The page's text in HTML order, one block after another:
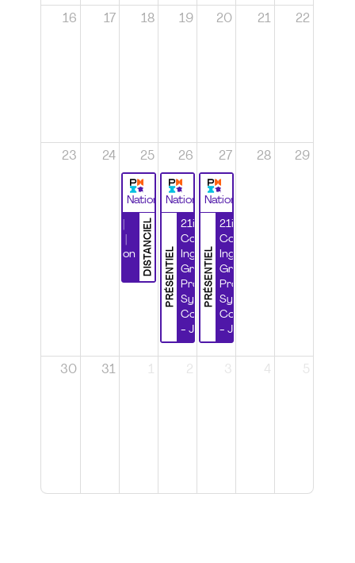
16 17 18 19 20 21 22
23 24 25
National
DISTANCIEL
Certification
26
National
PRÉSENTIEL
21ième
Congrès
Ingénierie
Grands
Projets et
Systèmes
Complexes
- Jour 1
27
National
PRÉSENTIEL
21ième
Congrès
Ingénierie
Grands
Projets et
Systèmes
Complexes
- Jour 2
28 29
30 31 1 2 3 4 5